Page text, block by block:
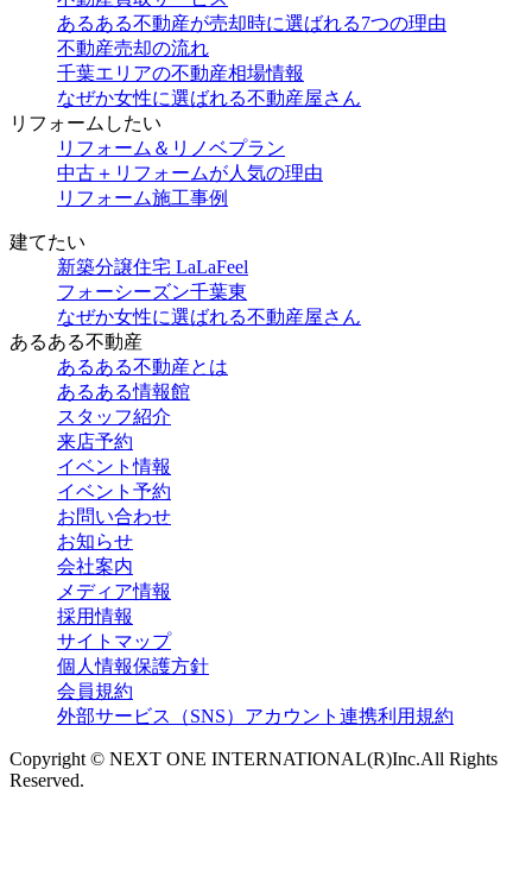
あるある不動産が売却時に選ばれる7つの理由
不動産売却の流れ
千葉エリアの不動産相場情報
なぜか女性に選ばれる不動産屋さん
リフォームしたい
リフォーム＆リノベプラン
中古＋リフォームが人気の理由
リフォーム施工事例
建てたい
新築分譲住宅 LaLaFeel
フォーシーズン千葉東
なぜか女性に選ばれる不動産屋さん
あるある不動産
あるある不動産とは
あるある情報館
スタッフ紹介
来店予約
イベント情報
イベント予約
お問い合わせ
お知らせ
会社案内
メディア情報
採用情報
サイトマップ
個人情報保護方針
会員規約
外部サービス（SNS）アカウント連携利用規約
Copyright © NEXT ONE INTERNATIONAL(R)Inc.All Rights
Reserved.